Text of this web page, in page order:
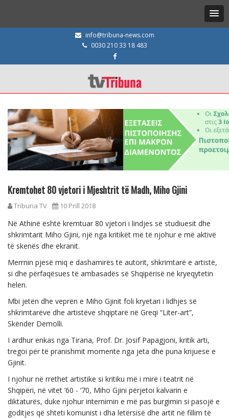
info@tribuna-news.com
0030 210 33 18 483
Kremtohet 80 vjetori i Mjeshtrit të Madh, Miho Gjini
Tribuna TV 10 Prill 2018
Në Athinë është kremtuar 80 vjetori i lindjes së studiuesit dhe
shkrimtarit Miho Gjini, një nga kritikët më të njohur e më aktivë
të skenës dhe ekranit.
Merrnin pjesë miq e dashamirës të autorit, shkrimtarë e artistë,
si dhe përfaqësues të ambasadës së Shqipërisë në kryeqytetin
helen.
Mbi jetën dhe veprën e Miho Gjinit foli kryetari i lidhjes së
shkrimtarëve dhe artistëve shqiptarë në Greqi “Liter-art”,
Skënder Demolli.
I ardhur enkas nga Tirana, Prof. Dr. Josif Papagjoni, kritik arti,
tregoi për të pranishmit momente nga jeta dhe puna krijuese e
Gjinit.
I njohur në rrethet artistike si kritiku më i mirë i teatrit në
Shqipëri, në vitet ’60 - ‘70, Miho Gjini përjetoi kalvarin e
diktaturës, duke njohur internimin e më pas burgimin si pasojë e
goditjes që shteti komunist i dha letërsisë dhe artit në fillim të